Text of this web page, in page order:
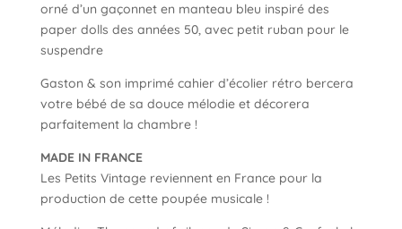
orné d’un gaçonnet en manteau bleu inspiré des
paper dolls des années 50, avec petit ruban pour le
suspendre
Gaston & son imprimé cahier d’écolier rétro bercera
votre bébé de sa douce mélodie et décorera
parfaitement la chambre !
MADE IN FRANCE
Les Petits Vintage reviennent en France pour la
production de cette poupée musicale !